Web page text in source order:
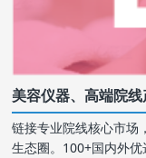
美容仪器、高端院
链接专业院线核心市场
生态圈。100+国内外